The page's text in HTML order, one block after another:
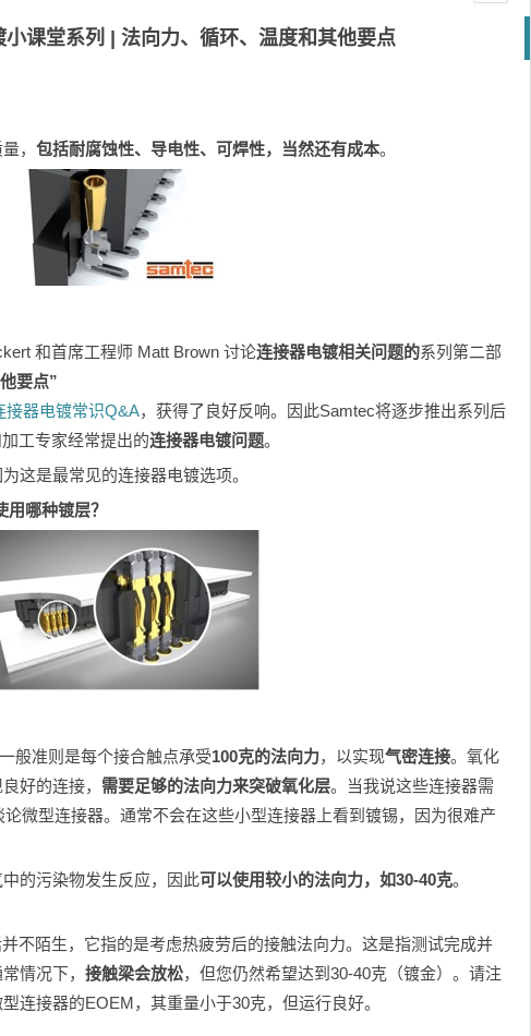
课堂系列 | 法向力、循环、温度和其他要点
， 包括耐腐蚀性、导电性、可焊性，当然还有成本。
和首席工程师 Matt Brown 讨论连接器电镀相关问题的系列第二部
要点”
接器电镀常识Q&A，获得了良好反响。因此Samtec将逐步推出系列后
工专家经常提出的连接器电镀问题。
这是最常见的连接器电镀选项。
哪种镀层？
般准则是每个接合触点承受100克的法向力，以实现气密连接。氧化
好的连接， 需要足够的法向力来突破氧化层。当我说这些连接器需
微型连接器。通常不会在这些小型连接器上看到镀锡，因为很难产
的污染物发生反应，因此可以使用较小的法向力，如30-40克。
不陌生，它指的是考虑热疲劳后的接触法向力。这是指测试完成并
情况下， 接触梁会放松，但您仍然希望达到30-40克（镀金）。请注
连接器的EOEM，其重量小于30克，但运行良好。